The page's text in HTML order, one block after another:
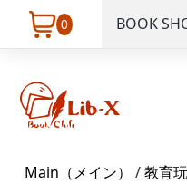
0 BOOK
Main（メイン） /教育